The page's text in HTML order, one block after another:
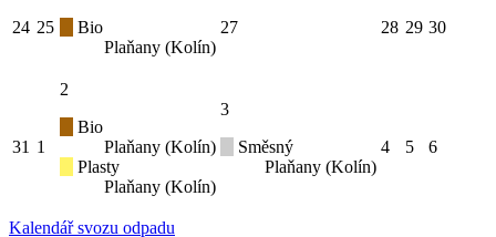
24 25
Bio
Plaňany (Kolín)
27 28 29 30
31 1
2
Bio
Plaňany (Kolín)
Plasty
Plaňany (Kolín)
3
Směsný
Plaňany (Kolín)
4 5 6
Kalendář svozu odpadu